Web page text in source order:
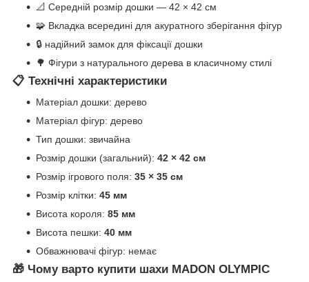
📐 Середній розмір дошки — 42 × 42 см
🧩 Вкладка всередині для акуратного зберігання фігур
🔒 надійний замок для фіксації дошки
🌳 Фігури з натурального дерева в класичному стилі
📋 Технічні характеристики
Матеріал дошки: дерево
Матеріал фігур: дерево
Тип дошки: звичайна
Розмір дошки (загальний): 42 × 42 см
Розмір ігрового поля: 35 × 35 см
Розмір клітки: 45 мм
Висота короля: 85 мм
Висота пешки: 40 мм
Обважнювачі фігур: немає
🎁 Чому варто купити шахи MADON OLYMPIC